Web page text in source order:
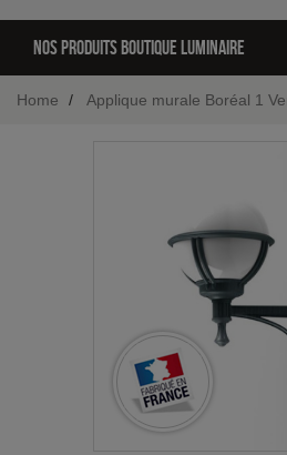
Nos produits boutique luminaire
Home Applique murale Boréal 1